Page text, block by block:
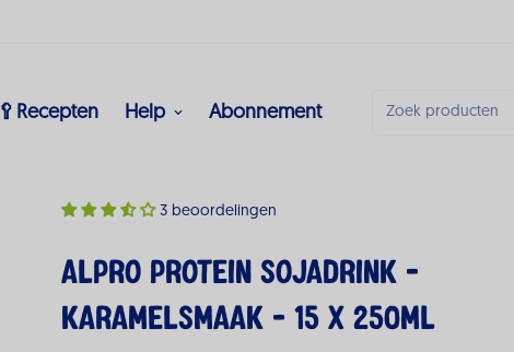
🥄Recepten Help Abonnement Zoek producten
3 beoordelingen
Alpro Protein Sojadrink -
Karamelsmaak - 15 x 250ML